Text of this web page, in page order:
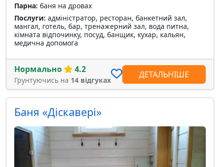
Парна: баня на дровах
Послуги: адміністратор, ресторан, банкетний зал,
мангал, готель, бар, тренажерний зал, вода питна,
кімната відпочинку, посуд, банщик, кухар, кальян,
медична допомога
Нормально 4.2
Грунтуючись на 14 відгуках
ДЕТАЛЬНІШЕ
Баня «Діскавері»